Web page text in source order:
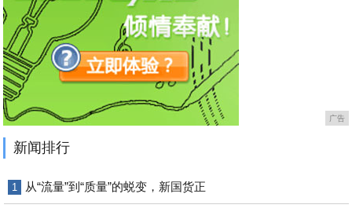
广告
新闻排行
1 从“流量”到“质量”的蜕变，新国货正